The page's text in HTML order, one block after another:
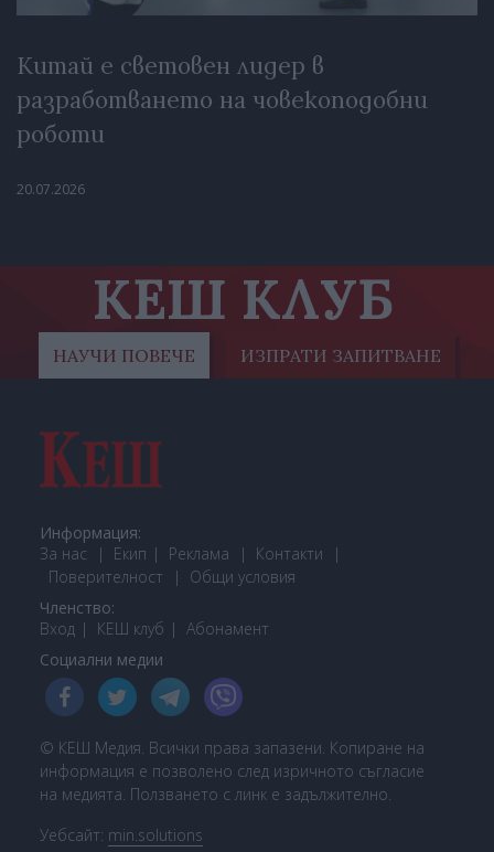
Китай е световен лидер в
разработването на човекоподобни
роботи
20.07.2026
КЕШ КЛУБ
НАУЧИ ПОВЕЧЕ ИЗПРАТИ ЗАПИТВАНЕ
Информация:
За нас
Екип Реклама
Контакти
Поверителност
Общи условия
Членство:
Вход
КЕШ клуб Абонамент
Социални медии
© КЕШ Медия. Всички права запазени. Копиране на
информация е позволено след изричното съгласие
на медията. Ползването с линк е задължително.
Уебсайт: min.solutions